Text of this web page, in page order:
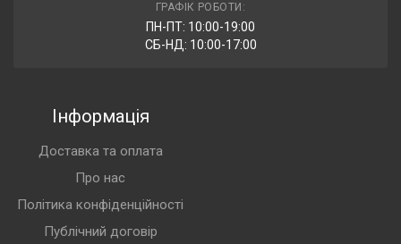
ГРАФІК РОБОТИ:
ПН-ПТ: 10:00-19:00
СБ-НД: 10:00-17:00
Інформація
Доставка та оплата
Про нас
Політика конфіденційності
Публічний договір